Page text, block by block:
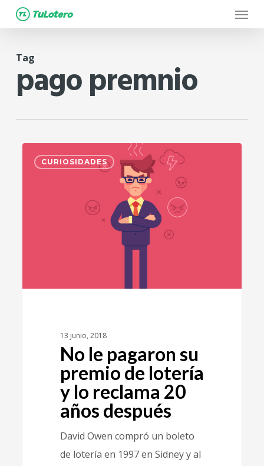
Skip
to
content
Menu
Tag
pago premnio
CURIOSIDADES
13 junio, 2018
No le pagaron su
premio de lotería
y lo reclama 20
años después
David Owen compró un boleto
de lotería en 1997 en Sidney y al
2